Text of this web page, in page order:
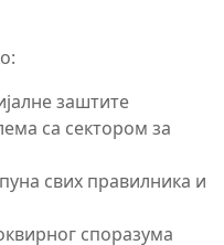
заштите
са сектором за
свих правилника и
споразума